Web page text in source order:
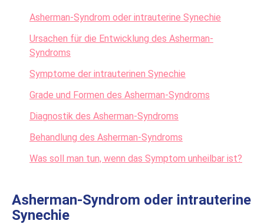
Asherman-Syndrom oder intrauterine Synechie
Ursachen für die Entwicklung des Asherman-
Syndroms
Symptome der intrauterinen Synechie
Grade und Formen des Asherman-Syndroms
Diagnostik des Asherman-Syndroms
Behandlung des Asherman-Syndroms
Was soll man tun, wenn das Symptom unheilbar ist?
Asherman-Syndrom oder intrauterine
Synechie